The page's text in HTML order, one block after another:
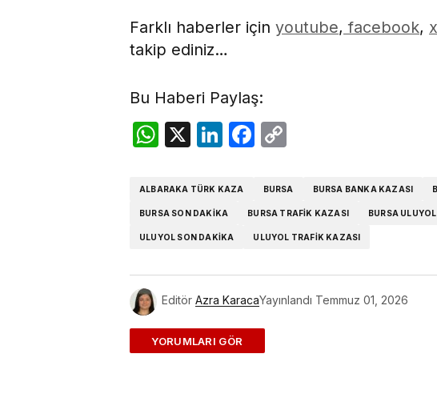
Farklı haberler için youtube, facebook, x
takip ediniz…
Bu Haberi Paylaş:
WhatsApp
X LinkedIn
Facebook
ALBARAKA TÜRK KAZA BURSA BURSA BANKA KAZASI
BURSA SON DAKIKA BURSA TRAFIK KAZASI BURSA
ULUYOL SON DAKIKA ULUYOL TRAFIK KAZASI
Editör Azra KaracaYayınlandı Temmuz 01, 2026
ADD A COMMENT